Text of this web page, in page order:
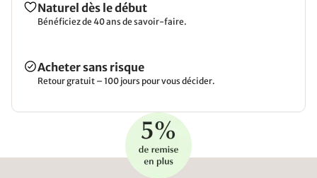
Naturel dès le début
Bénéficiez de 40 ans de savoir-faire.
Acheter sans risque
Retour gratuit – 100 jours pour vous décider.